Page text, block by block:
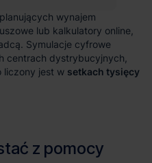
setkach tysięcy